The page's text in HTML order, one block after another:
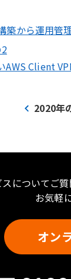
築から運用管
AWS Client
2020年
についてご
お気軽
オン